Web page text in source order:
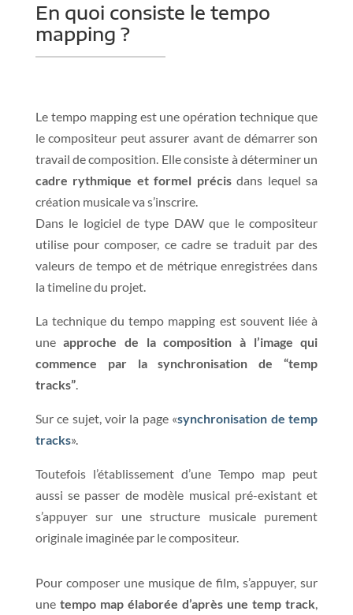
En quoi consiste le tempo
mapping ?
Le tempo mapping est une opération technique que
le compositeur peut assurer avant de démarrer son
travail de composition. Elle consiste à déterminer un
cadre rythmique et formel précisdans lequel sa
création musicale va s’inscrire.
Dans le logiciel de type DAW que le compositeur
utilise pour composer, ce cadre se traduit par des
valeurs de tempo et de métrique enregistrées dans
la timeline du projet.
La technique du tempo mapping est souvent liée à
uneapproche de la composition à l’image qui
commence par la synchronisation de “temp
tracks”.
Sur ce sujet, voir la page «synchronisation de temp
tracks».
Toutefois l’établissement d’une Tempo map peut
aussi se passer de modèle musical pré-existant et
s’appuyer sur une structure musicale purement
originale imaginée par le compositeur.
Pour composer une musique de film, s’appuyer, sur
une tempo map élaborée d’après une temp track,